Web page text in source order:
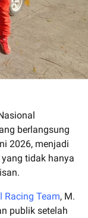
berlangsung
2026, menjadi
tidak hanya
Racing Team, M.
publik setelah